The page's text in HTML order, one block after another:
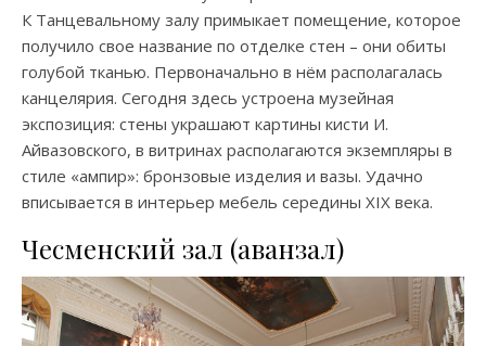
К Танцевальному залу примыкает помещение, которое
получило свое название по отделке стен – они обиты
голубой тканью. Первоначально в нём располагалась
канцелярия. Сегодня здесь устроена музейная
экспозиция: стены украшают картины кисти И.
Айвазовского, в витринах располагаются экземпляры в
стиле «ампир»: бронзовые изделия и вазы. Удачно
вписывается в интерьер мебель середины XIX века.
Чесменский зал (аванзал)